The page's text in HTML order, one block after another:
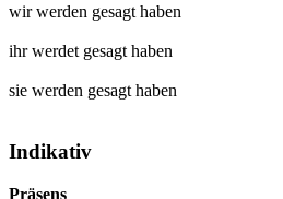
wir werden gesagt haben
ihr werdet gesagt haben
sie werden gesagt haben
Indikativ
Präsens